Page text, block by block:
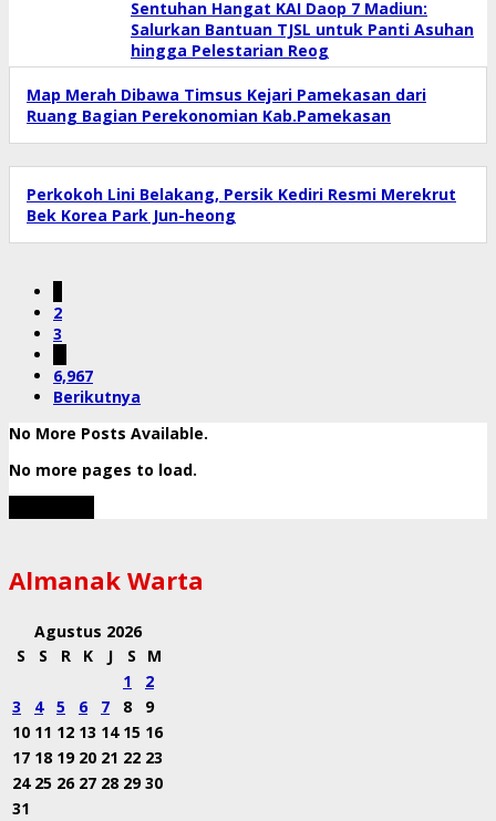
Sentuhan Hangat KAI Daop 7 Madiun:
Salurkan Bantuan TJSL untuk Panti Asuhan
hingga Pelestarian Reog
Map Merah Dibawa Timsus Kejari Pamekasan dari
Ruang Bagian Perekonomian Kab.Pamekasan
Perkokoh Lini Belakang, Persik Kediri Resmi Merekrut
Bek Korea Park Jun-heong
2
3
6,967
Berikutnya
No More Posts Available.
No more pages to load.
Almanak Warta
Agustus 2026
S
S R K J S
M
1
2
3
4 5 6 7 8
9
10 11 12 13 14 15 16
17 18 19 20 21 22 23
24 25 26 27 28 29 30
31